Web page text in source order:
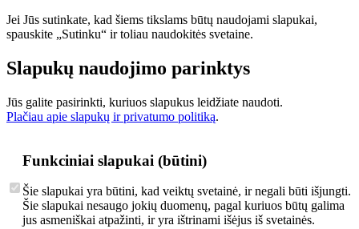
Jei Jūs sutinkate, kad šiems tikslams būtų naudojami slapukai,
spauskite „Sutinku“ ir toliau naudokitės svetaine.
Slapukų naudojimo parinktys
Jūs galite pasirinkti, kuriuos slapukus leidžiate naudoti.
Plačiau apie slapukų ir privatumo politiką.
Funkciniai slapukai (būtini)
Šie slapukai yra būtini, kad veiktų svetainė, ir negali būti išjungti.
Šie slapukai nesaugo jokių duomenų, pagal kuriuos būtų galima
jus asmeniškai atpažinti, ir yra ištrinami išėjus iš svetainės.